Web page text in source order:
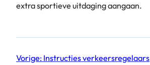
extra sportieve uitdaging aangaan.
Vorige: Instructies verkeersregelaars